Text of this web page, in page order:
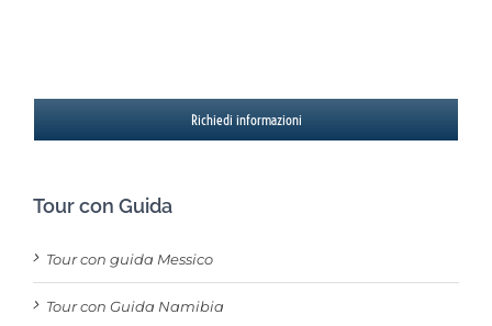
Richiedi informazioni
Tour con Guida
Tour con guida Messico
Tour con Guida Namibia